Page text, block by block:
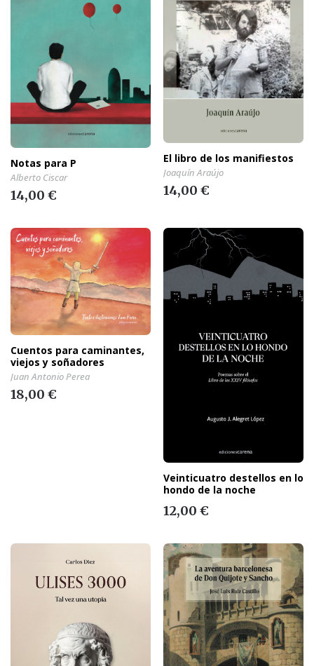
Notas para P
Alberto Ciscar
14,00 €
El libro de los manifiestos
Joaquín Araújo
14,00 €
Cuentos para caminantes,
viejos y soñadores
Juan Antonio Perea
18,00 €
Veinticuatro destellos en lo
hondo de la noche
12,00 €